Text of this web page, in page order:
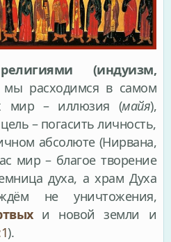
(индуизм,
расходимся в самом
мир – иллюзия (майя),
– погасить личность,
абсолюте (Нирвана,
мир – благое творение
духа, а храм Духа
не уничтожения,
и новой земли и
).